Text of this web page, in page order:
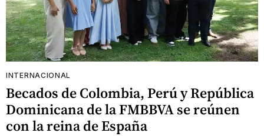
INTERNACIONAL
Becados de Colombia, Perú y República
Dominicana de la FMBBVA se reúnen
con la reina de España